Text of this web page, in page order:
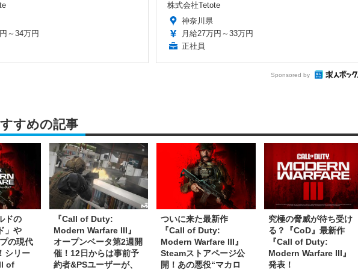
～34万円
株式会社Tetote
神奈川県
月給27万円～33万円
正社員
Sponsored by
すめの記事
ドの
」や
の現代
シリー
of
『Call of Duty:
Modern Warfare III』
オープンベータ第2週開
催！12日からは事前予
約者&PSユーザーが、
ついに来た最新作
『Call of Duty:
Modern Warfare III』
Steamストアページ公
開！あの悪役“マカロ
究極の脅威が待ち受け
る？『CoD』最新作
『Call of Duty:
Modern Warfare III』
発表！